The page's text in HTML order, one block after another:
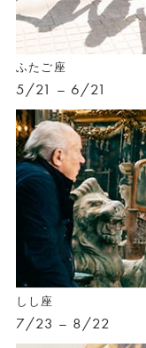
ふたご座
5/21 – 6/21
しし座
7/23 – 8/22